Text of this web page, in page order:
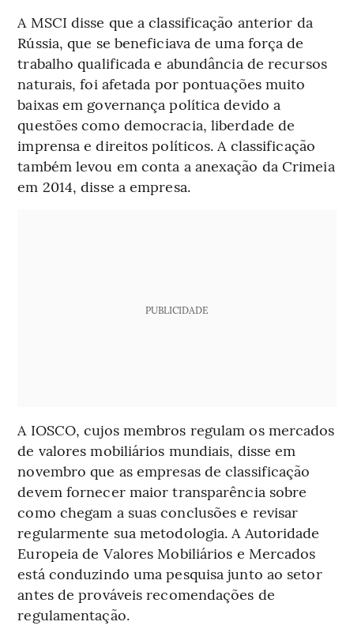
A MSCI disse que a classificação anterior da
Rússia, que se beneficiava de uma força de
trabalho qualificada e abundância de recursos
naturais, foi afetada por pontuações muito
baixas em governança política devido a
questões como democracia, liberdade de
imprensa e direitos políticos. A classificação
também levou em conta a anexação da Crimeia
em 2014, disse a empresa.
PUBLICIDADE
A IOSCO, cujos membros regulam os mercados
de valores mobiliários mundiais, disse em
novembro que as empresas de classificação
devem fornecer maior transparência sobre
como chegam a suas conclusões e revisar
regularmente sua metodologia. A Autoridade
Europeia de Valores Mobiliários e Mercados
está conduzindo uma pesquisa junto ao setor
antes de prováveis recomendações de
regulamentação.